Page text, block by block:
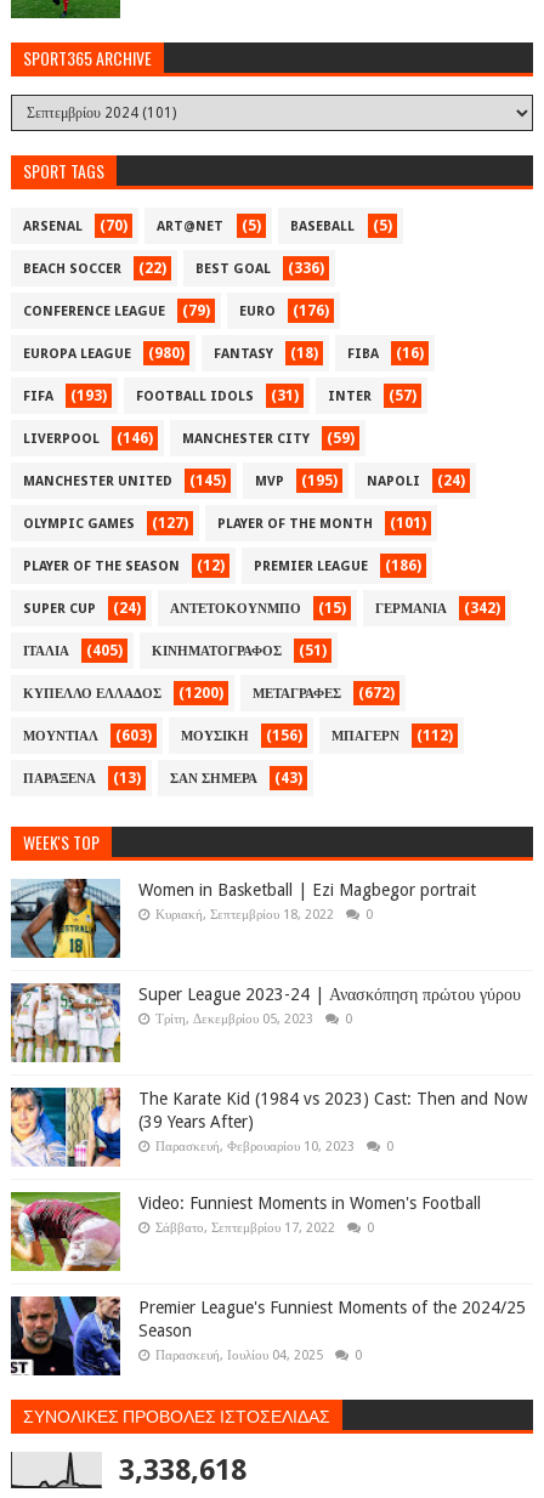
SPORT365 ARCHIVE
SPORT TAGS
ARSENAL (70) ART@NET (5) BASEBALL (5)
BEACH SOCCER (22) BEST GOAL (336)
CONFERENCE LEAGUE (79) EURO (176)
EUROPA LEAGUE (980) FANTASY (18) FIBA (16)
FIFA (193) FOOTBALL IDOLS (31) INTER (57)
LIVERPOOL (146) MANCHESTER CITY (59)
MANCHESTER UNITED (145) MVP (195) NAPOLI (24)
OLYMPIC GAMES (127) PLAYER OF THE MONTH (101)
PLAYER OF THE SEASON (12) PREMIER LEAGUE (186)
SUPER CUP (24) ΑΝΤΕΤΟΚΟΥΝΜΠΟ (15) ΓΕΡΜΑΝΙΑ (342)
ΙΤΑΛΙΑ (405) ΚΙΝΗΜΑΤΟΓΡΑΦΟΣ (51)
ΚΥΠΕΛΛΟ ΕΛΛΑΔΟΣ (1200) ΜΕΤΑΓΡΑΦΕΣ (672)
ΜΟΥΝΤΙΑΛ (603) ΜΟΥΣΙΚΗ (156) ΜΠΑΓΕΡΝ (112)
ΠΑΡΑΞΕΝΑ (13) ΣΑΝ ΣΗΜΕΡΑ (43)
WEEK'S TOP
Women in Basketball | Ezi Magbegor portrait
Κυριακή, Σεπτεμβρίου 18, 2022 0
Super League 2023-24 | Ανασκόπηση πρώτου γύρου
Τρίτη, Δεκεμβρίου 05, 2023 0
The Karate Kid (1984 vs 2023) Cast: Then and Now
(39 Years After)
Παρασκευή, Φεβρουαρίου 10, 2023 0
Video: Funniest Moments in Women's Football
Σάββατο, Σεπτεμβρίου 17, 2022 0
Premier League's Funniest Moments of the 2024/25
Season
Παρασκευή, Ιουλίου 04, 2025 0
ΣΥΝΟΛΙΚΕΣ ΠΡΟΒΟΛΕΣ ΙΣΤΟΣΕΛΙΔΑΣ
3,338,618